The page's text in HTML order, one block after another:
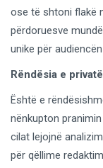
ose të shtoni flakë
përdoruesve
unike për
Rëndësia e
Është e
nënkupton
cilat lejojnë
për qëllime